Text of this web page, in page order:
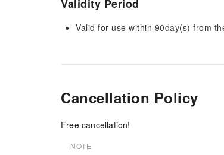
Validity Period
Valid for use within 90day(s) from
Cancellation Policy
Free cancellation!
NOTE